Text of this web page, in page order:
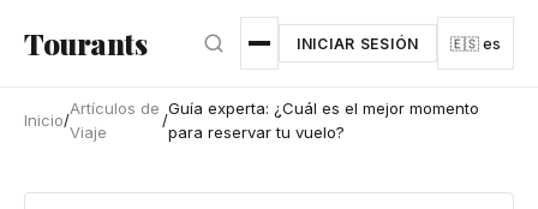
Tourants INICIAR SESIÓN 🇪🇸 es
Inicio/
Artículos de
Viaje
/
Guía experta: ¿Cuál es el mejor momento
para reservar tu vuelo?